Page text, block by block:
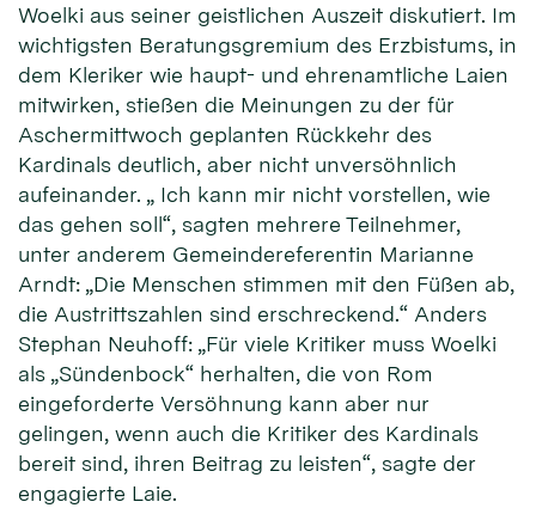
Woelki aus seiner geistlichen Auszeit diskutiert. Im
wichtigsten Beratungsgremium des Erzbistums, in
dem Kleriker wie haupt- und ehrenamtliche Laien
mitwirken, stießen die Meinungen zu der für
Aschermittwoch geplanten Rückkehr des
Kardinals deutlich, aber nicht unversöhnlich
aufeinander. „ Ich kann mir nicht vorstellen, wie
das gehen soll“, sagten mehrere Teilnehmer,
unter anderem Gemeindereferentin Marianne
Arndt: „Die Menschen stimmen mit den Füßen ab,
die Austrittszahlen sind erschreckend.“ Anders
Stephan Neuhoff: „Für viele Kritiker muss Woelki
als „Sündenbock“ herhalten, die von Rom
eingeforderte Versöhnung kann aber nur
gelingen, wenn auch die Kritiker des Kardinals
bereit sind, ihren Beitrag zu leisten“, sagte der
engagierte Laie.